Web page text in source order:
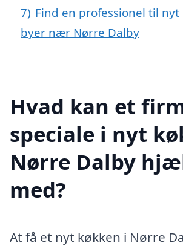
7) Find en professionel til nyt
byer nær Nørre Dalby
Hvad kan et
speciale i nyt
Nørre Dalby
med?
At få et nyt køkken i Nørre